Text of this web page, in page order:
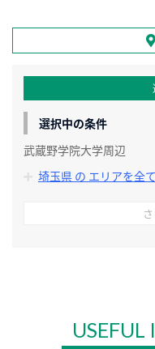
選択中の条件
武蔵野学院大学周辺
埼玉県 の エリアを全